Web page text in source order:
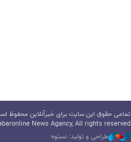
تمامی حقوق این سایت برای خبرآنلاین محفوظ
News Agancy, All rights reserved
طراحی و تولید: نستوه